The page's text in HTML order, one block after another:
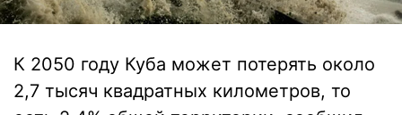
К 2050 году Куба может потерять около
2,7 тысяч квадратных километров, то